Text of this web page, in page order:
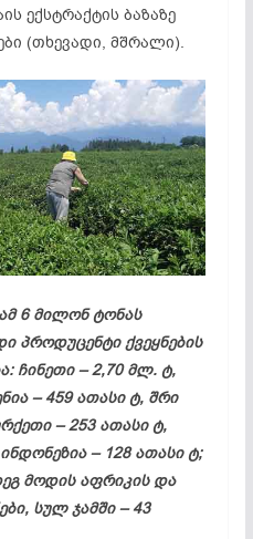
ექსტრაქტის ბაზაზე
(თხევადი, მშრალი).
6 მილონ ტონას
პროდუცენტი ქვეყნების
ჩინეთი – 2,70 მლ. ტ,
– 459 ათასი ტ, შრი
– 253 ათასი ტ,
– 128 ათასი ტ;
მოდის აფრიკის და
სულ ჯამში – 43